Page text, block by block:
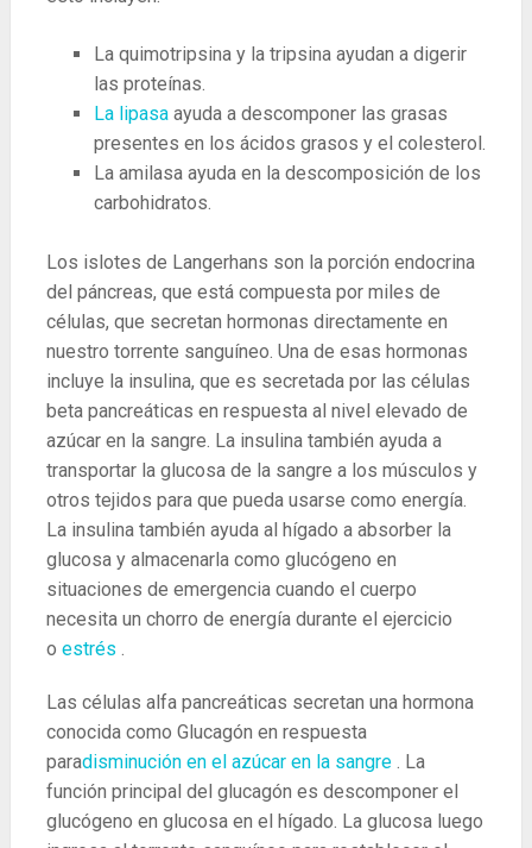
La quimotripsina y la tripsina ayudan a digerir
las proteínas.
La lipasa ayuda a descomponer las grasas
presentes en los ácidos grasos y el colesterol.
La amilasa ayuda en la descomposición de los
carbohidratos.
Los islotes de Langerhans son la porción endocrina
del páncreas, que está compuesta por miles de
células, que secretan hormonas directamente en
nuestro torrente sanguíneo. Una de esas hormonas
incluye la insulina, que es secretada por las células
beta pancreáticas en respuesta al nivel elevado de
azúcar en la sangre. La insulina también ayuda a
transportar la glucosa de la sangre a los músculos y
otros tejidos para que pueda usarse como energía.
La insulina también ayuda al hígado a absorber la
glucosa y almacenarla como glucógeno en
situaciones de emergencia cuando el cuerpo
necesita un chorro de energía durante el ejercicio
o estrés .
Las células alfa pancreáticas secretan una hormona
conocida como Glucagón en respuesta
paradisminución en el azúcar en la sangre . La
función principal del glucagón es descomponer el
glucógeno en glucosa en el hígado. La glucosa luego